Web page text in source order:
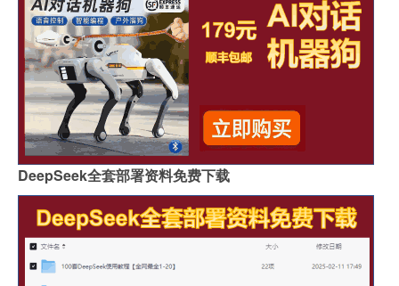
DeepSeek全套部署资料免费下载